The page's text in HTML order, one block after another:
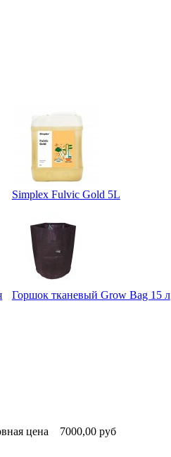
Simplex Fulvic Gold 5L
Горшок тканевый Grow Bag 15 л
цена
7000,00 руб